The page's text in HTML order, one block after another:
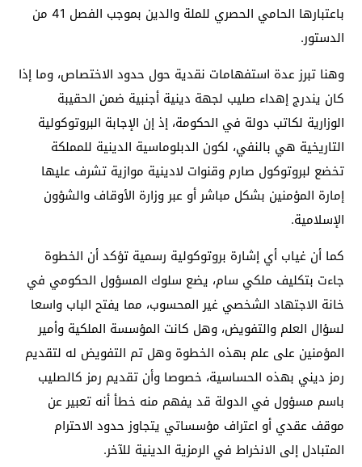
باعتبارها الحامي الحصري للملة والدين بموجب الفصل 41 من
الدستور.
وهنا تبرز عدة استفهامات نقدية حول حدود الاختصاص، وما إذا
كان يندرج إهداء صليب لجهة دينية أجنبية ضمن الحقيبة
الوزارية لكاتب دولة في الحكومة، إذ إن الإجابة البروتوكولية
التاريخية هي بالنفي، لكون الدبلوماسية الدينية للمملكة
تخضع لبروتوكول صارم وقنوات لادينية موازية تشرف عليها
إمارة المؤمنين بشكل مباشر أو عبر وزارة الأوقاف والشؤون
الإسلامية.
كما أن غياب أي إشارة بروتوكولية رسمية تؤكد أن الخطوة
جاءت بتكليف ملكي سام، يضع سلوك المسؤول الحكومي في
خانة الاجتهاد الشخصي غير المحسوب، مما يفتح الباب واسعا
لسؤال العلم والتفويض، وهل كانت المؤسسة الملكية وأمير
المؤمنين على علم بهذه الخطوة وهل تم التفويض له لتقديم
رمز ديني بهذه الحساسية، خصوصا وأن تقديم رمز كالصليب
باسم مسؤول في الدولة قد يفهم منه خطأ أنه تعبير عن
موقف عقدي أو اعتراف مؤسساتي يتجاوز حدود الاحترام
المتبادل إلى الانخراط في الرمزية الدينية للآخر.